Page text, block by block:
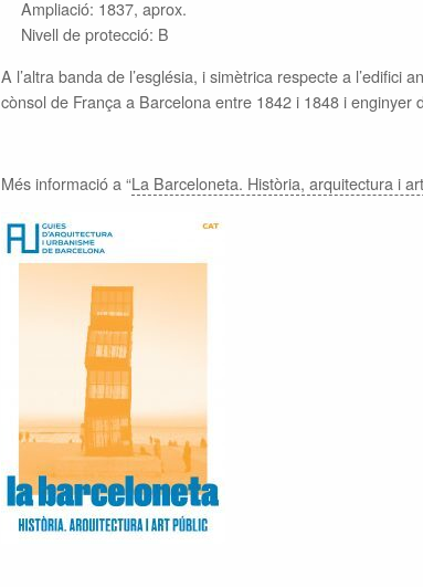
Ampliació: 1837, aprox.
Nivell de protecció: B
A l’altra banda de l’església, i simètrica respecte a
cònsol de França a Barcelona entre 1842 i 1848 i enginyer
Més informació a “La Barceloneta. Història, arquitectura i